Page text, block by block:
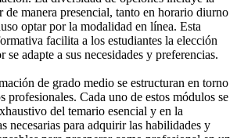
de manera presencial, tanto en horario diurno
optar por la modalidad en línea. Esta
facilita a los estudiantes la elección
adapte a sus necesidades y preferencias.
de grado medio se estructuran en torno
profesionales. Cada uno de estos módulos se
del temario esencial y en la
necesarias para adquirir las habilidades y